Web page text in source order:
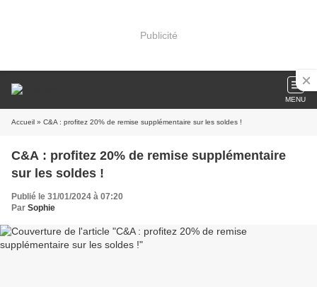
Publicité
MENU
Accueil » C&A : profitez 20% de remise supplémentaire sur les soldes !
C&A : profitez 20% de remise supplémentaire
sur les soldes !
Publié le 31/01/2024 à 07:20
Par Sophie